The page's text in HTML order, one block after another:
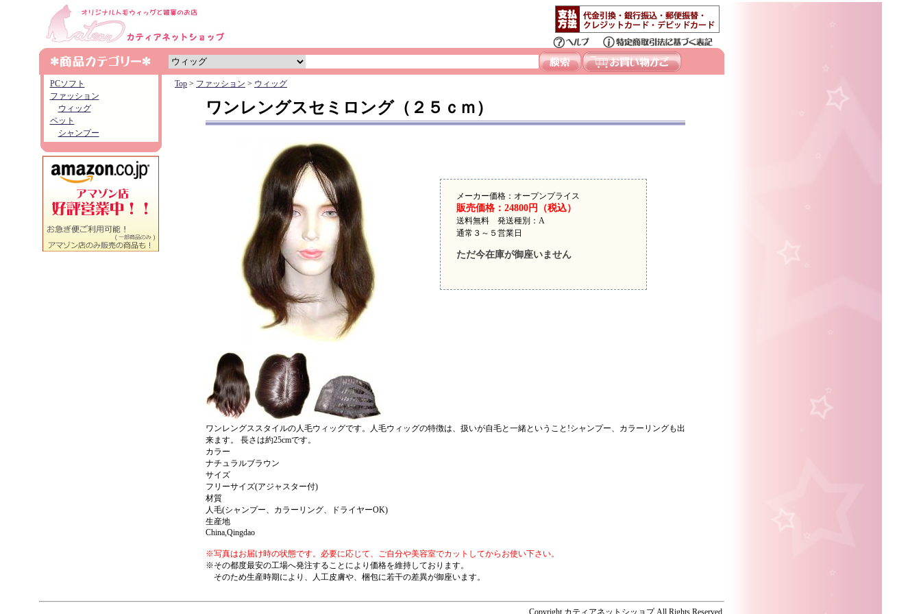
PCソフト
ファッション
ウィッグ
ペット
シャンプー
Top > ファッション > ウィッグ
ワンレングスセミロング（２５ｃｍ）
メーカー価格：オープンプライス
販売価格：24800円（税込）
送料無料 発送種別：A
通常３～５営業日
ただ今在庫が御座いません
ワンレングススタイルの人毛ウィッグです。人毛ウィッグの特徴は、扱いが自毛と一緒ということ!シャンプー、カラーリングも出
来ます。 長さは約25cmです。
カラー
ナチュラルブラウン
サイズ
フリーサイズ(アジャスター付)
材質
人毛(シャンプー、カラーリング、ドライヤーOK)
生産地
China,Qingdao
※写真はお届け時の状態です。必要に応じて、ご自分や美容室でカットしてからお使い下さい。
※その都度最安の工場へ発注することにより価格を維持しております。
そのため生産時期により、人工皮膚や、梱包に若干の差異が御座います。
Copyright カティアネットシッョプ All Rights Reserved.